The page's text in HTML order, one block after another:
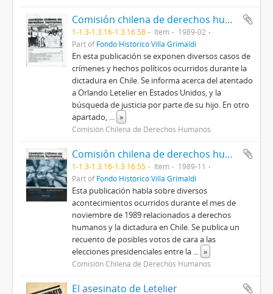
Comisión chilena de derechos humanos. Boletín Internacional n°99
1-1.3-1.3.16-1.3.16.58 Item
1989-02
Part ofFondo Histórico Villa Grimaldi
En esta publicación se exponen diversos casos de
crímenes y hechos políticos ocurridos durante la
dictadura en Chile. Se informa acerca del atentado
a Orlando Letelier en Estados Unidos, y la
búsqueda de justicia por parte de su hijo. En otro
apartado, ... »
Comisión Chilena de Derechos Humanos
Comisión chilena de derechos humanos. Boletín Internacional n°108
1-1.3-1.3.16-1.3.16.55 Item
1989-11
Part ofFondo Histórico Villa Grimaldi
Esta publicación habla sobre diversos
acontecimientos ocurridos durante el mes de
noviembre de 1989 relacionados a derechos
humanos y la dictadura en Chile. Se publica un
recuento de posibles votos de cara a las
elecciones presidenciales entre la ... »
Comisión Chilena de Derechos Humanos
El asesinato de Letelier